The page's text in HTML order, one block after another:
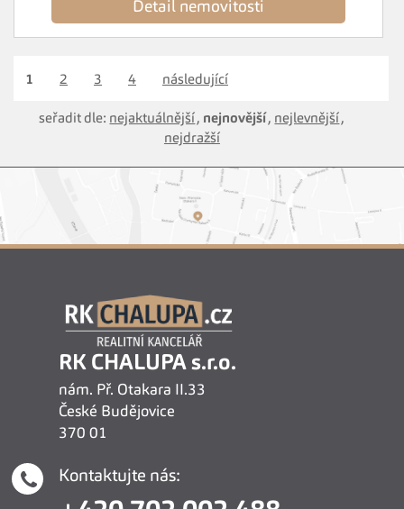
Detail nemovitosti
1 2 3 4 následující
seřadit dle: nejaktuálnější , nejnovější , nejlevnější ,
nejdražší
RK CHALUPA s.r.o.
nám. Př. Otakara II.33
České Budějovice
370 01
Kontaktujte nás: